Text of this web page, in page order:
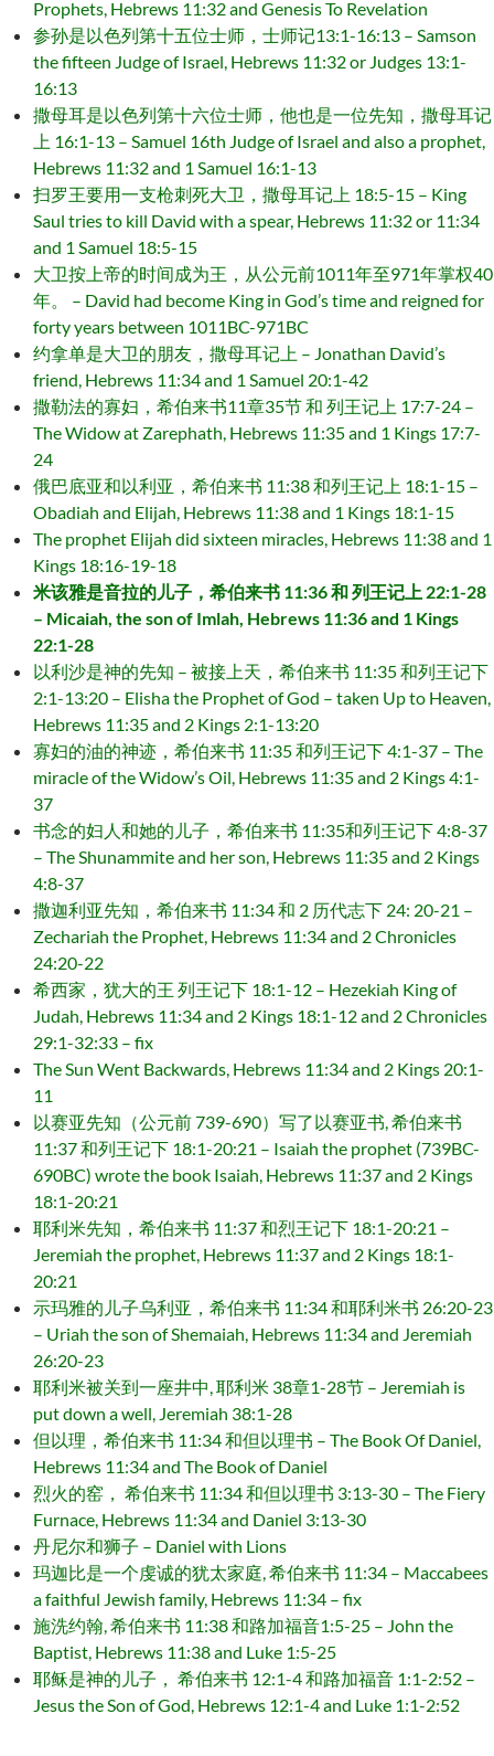
Prophets, Hebrews 11:32 and Genesis To Revelation
参孙是以色列第十五位士师，士师记13:1-16:13 – Samson
the fifteen Judge of Israel, Hebrews 11:32 or Judges 13:1-
16:13
撒母耳是以色列第十六位士师，他也是一位先知，撒母耳记
上 16:1-13 – Samuel 16th Judge of Israel and also a prophet,
Hebrews 11:32 and 1 Samuel 16:1-13
扫罗王要用一支枪刺死大卫，撒母耳记上 18:5-15 – King
Saul tries to kill David with a spear, Hebrews 11:32 or 11:34
and 1 Samuel 18:5-15
大卫按上帝的时间成为王，从公元前1011年至971年掌权40
年。 – David had become King in God’s time and reigned for
forty years between 1011BC-971BC
约拿单是大卫的朋友，撒母耳记上 – Jonathan David’s
friend, Hebrews 11:34 and 1 Samuel 20:1-42
撒勒法的寡妇，希伯来书11章35节 和 列王记上 17:7-24 –
The Widow at Zarephath, Hebrews 11:35 and 1 Kings 17:7-
24
俄巴底亚和以利亚，希伯来书 11:38 和列王记上 18:1-15 –
Obadiah and Elijah, Hebrews 11:38 and 1 Kings 18:1-15
The prophet Elijah did sixteen miracles, Hebrews 11:38 and 1
Kings 18:16-19-18
米该雅是音拉的儿子，希伯来书 11:36 和 列王记上 22:1-28
– Micaiah, the son of Imlah, Hebrews 11:36 and 1 Kings
22:1-28
以利沙是神的先知 – 被接上天，希伯来书 11:35 和列王记下
2:1-13:20 – Elisha the Prophet of God – taken Up to Heaven,
Hebrews 11:35 and 2 Kings 2:1-13:20
寡妇的油的神迹，希伯来书 11:35 和列王记下 4:1-37 – The
miracle of the Widow’s Oil, Hebrews 11:35 and 2 Kings 4:1-
37
书念的妇人和她的儿子，希伯来书 11:35和列王记下 4:8-37
– The Shunammite and her son, Hebrews 11:35 and 2 Kings
4:8-37
撒迦利亚先知，希伯来书 11:34 和 2 历代志下 24: 20-21 –
Zechariah the Prophet, Hebrews 11:34 and 2 Chronicles
24:20-22
希西家，犹大的王 列王记下 18:1-12 – Hezekiah King of
Judah, Hebrews 11:34 and 2 Kings 18:1-12 and 2 Chronicles
29:1-32:33 – fix
The Sun Went Backwards, Hebrews 11:34 and 2 Kings 20:1-
11
以赛亚先知（公元前 739-690）写了以赛亚书, 希伯来书
11:37 和列王记下 18:1-20:21 – Isaiah the prophet (739BC-
690BC) wrote the book Isaiah, Hebrews 11:37 and 2 Kings
18:1-20:21
耶利米先知，希伯来书 11:37 和烈王记下 18:1-20:21 –
Jeremiah the prophet, Hebrews 11:37 and 2 Kings 18:1-
20:21
示玛雅的儿子乌利亚，希伯来书 11:34 和耶利米书 26:20-23
– Uriah the son of Shemaiah, Hebrews 11:34 and Jeremiah
26:20-23
耶利米被关到一座井中, 耶利米 38章1-28节 – Jeremiah is
put down a well, Jeremiah 38:1-28
但以理，希伯来书 11:34 和但以理书 – The Book Of Daniel,
Hebrews 11:34 and The Book of Daniel
烈火的窑， 希伯来书 11:34 和但以理书 3:13-30 – The Fiery
Furnace, Hebrews 11:34 and Daniel 3:13-30
丹尼尔和狮子 – Daniel with Lions
玛迦比是一个虔诚的犹太家庭, 希伯来书 11:34 – Maccabees
a faithful Jewish family, Hebrews 11:34 – fix
施洗约翰, 希伯来书 11:38 和路加福音1:5-25 – John the
Baptist, Hebrews 11:38 and Luke 1:5-25
耶稣是神的儿子， 希伯来书 12:1-4 和路加福音 1:1-2:52 –
Jesus the Son of God, Hebrews 12:1-4 and Luke 1:1-2:52